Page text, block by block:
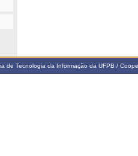
de Tecnologia da Informação da UFPB /